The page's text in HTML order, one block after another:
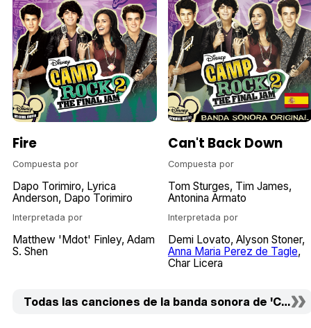
Fire
Compuesta por
Dapo Torimiro Lyrica
Anderson Dapo Torimiro
Interpretada por
Matthew 'Mdot' Finley Adam
S. Shen
Can't Back Down
Compuesta por
Tom Sturges Tim James
Antonina Armato
Interpretada por
Demi Lovato Alyson Stoner
Anna Maria Perez de Tagle
Char Licera
Todas las canciones de la banda sonora de 'Camp